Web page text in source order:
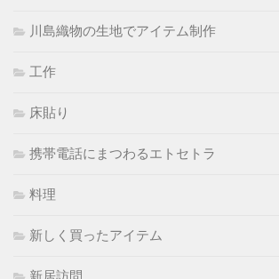
川島織物の生地でアイテム制作
工作
床貼り
携帯電話にまつわるエトセトラ
料理
新しく買ったアイテム